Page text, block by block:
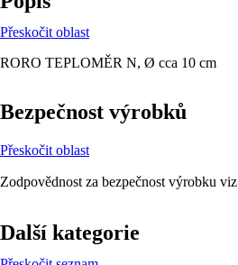
Přeskočit oblast
RORO TEPLOMĚR N, Ø cca 10 cm
Bezpečnost výrobků
Přeskočit oblast
Zodpovědnost za bezpečnost výrobku viz
Další kategorie